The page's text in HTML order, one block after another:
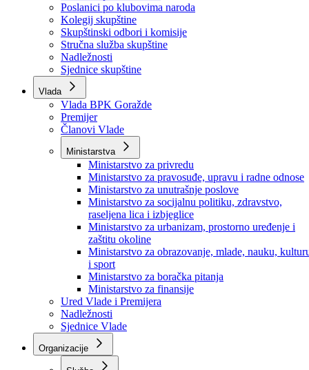
Skupština BPK Goražde
Rukovodstvo
Poslanici po strankama
Poslanici po klubovima naroda
Kolegij skupštine
Skupštinski odbori i komisije
Stručna služba skupštine
Nadležnosti
Sjednice skupštine
Vlada
Vlada BPK Goražde
Premijer
Članovi Vlade
Ministarstva
Ministarstvo za privredu
Ministarstvo za pravosuđe, upravu i radne odnose
Ministarstvo za unutrašnje poslove
Ministarstvo za socijalnu politiku, zdravstvo,
raseljena lica i izbjeglice
Ministarstvo za urbanizam, prostorno uređenje i
zaštitu okoline
Ministarstvo za obrazovanje, mlade, nauku,
i sport
Ministarstvo za boračka pitanja
Ministarstvo za finansije
Ured Vlade i Premijera
Nadležnosti
Sjednice Vlade